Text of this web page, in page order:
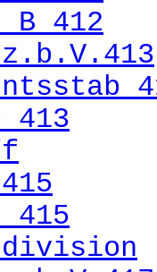
B 412
413
415